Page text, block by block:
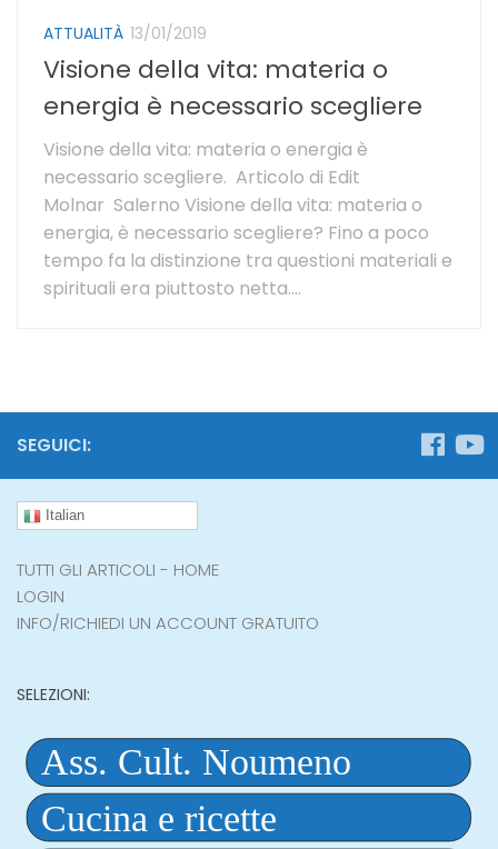
ATTUALITÀ 13/01/2019
Visione della vita: materia o
energia è necessario scegliere
Visione della vita: materia o energia è
necessario scegliere. Articolo di Edit
Molnar Salerno Visione della vita: materia o
energia, è necessario scegliere? Fino a poco
tempo fa la distinzione tra questioni materiali e
spirituali era piuttosto netta....
SEGUICI:
Italian
TUTTI GLI ARTICOLI - HOME
LOGIN
INFO/RICHIEDI UN ACCOUNT GRATUITO
SELEZIONI: